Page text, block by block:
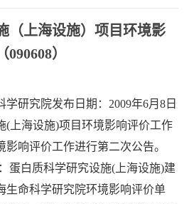
（上海设施）项目环境影
）
研究院发布日期：2009年6月8日
(上海设施)项目环境影响评价工作
响评价工作进行第二次公告。
蛋白质科学研究设施(上海设施)建
生命科学研究院环境影响评价单